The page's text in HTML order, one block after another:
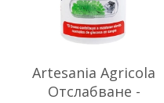
Artesania Agricola
Отслабване -